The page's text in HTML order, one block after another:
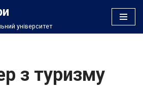
університет
з туризму